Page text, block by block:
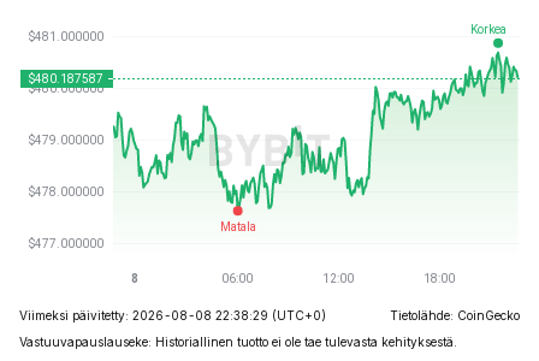
Viimeksi päivitetty: 2026-08-08 22:38:29 (UTC+0)
Tietolähde: CoinGecko
Vastuuvapauslauseke: Historiallinen tuotto ei ole tae tulevasta kehityksestä.